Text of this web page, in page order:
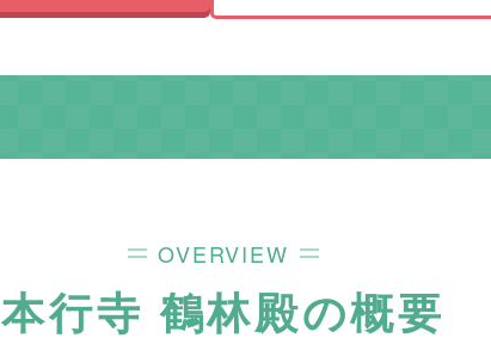
OVERVIEW
本行寺 鶴林殿の概要